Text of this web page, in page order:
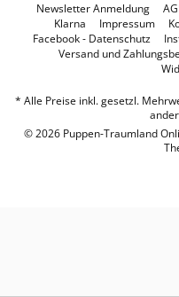
Newsletter Anmeldung
Klarna
Impressum
Facebook - Datenschutz
Versand und
* Alle Preise inkl. gesetzl.
© 2026 Puppen-Traumland